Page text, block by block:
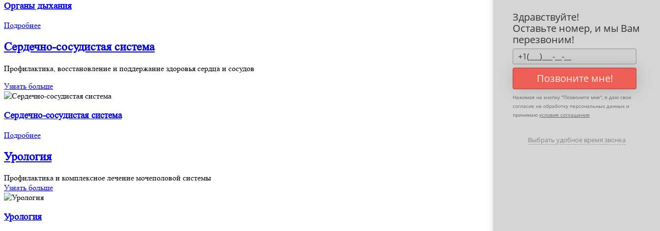
Органы дыхания
Подробнее
Сердечно-сосудистая система
Профилактика, восстановление и поддержание здоровья сердца и сосудов
Узнать больше
Сердечно-сосудистая система
Подробнее
Урология
Профилактика и комплексное лечение мочеполовой системы
Узнать больше
Урология
Здравствуйте!
Оставьте номер, и мы Вам
перезвоним!
Позвоните мне!
Нажимая на кнопку "Позвоните мне", я даю свое
согласие на обработку персональных данных и
принимаю условия соглашения
Выбрать удобное время звонка